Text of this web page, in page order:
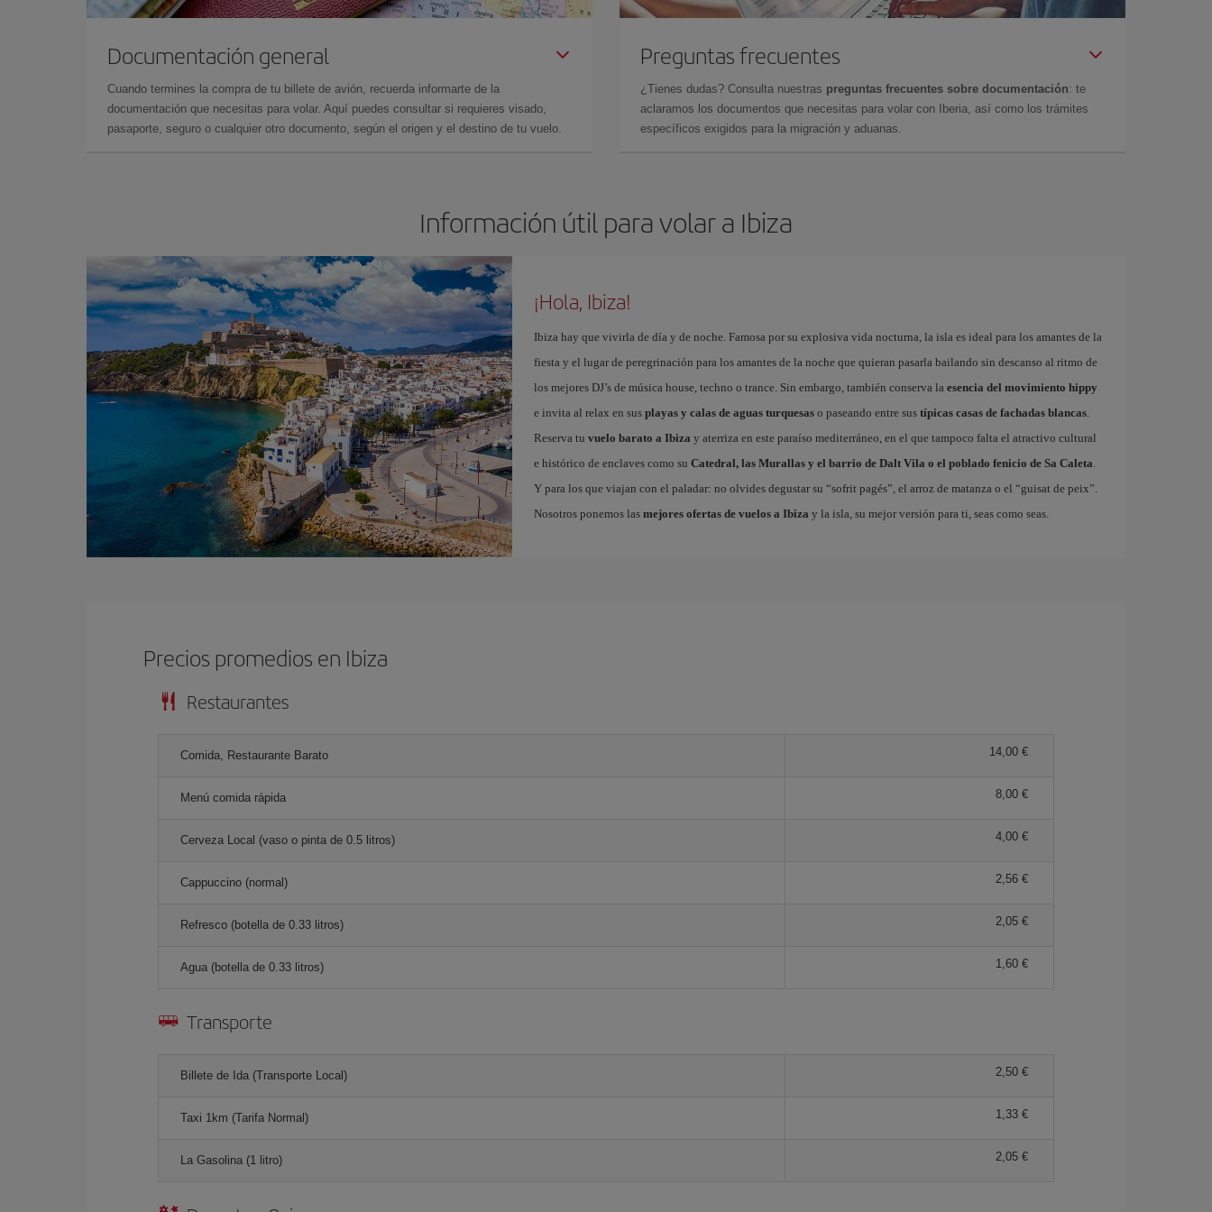
Documentación general
Cuando termines la compra de tu billete de avión, recuerda informarte de la
documentación que necesitas para volar. Aquí puedes consultar si requieres visado,
pasaporte, seguro o cualquier otro documento, según el origen y el destino de tu vuelo.
Preguntas frecuentes
¿Tienes dudas? Consulta nuestras preguntas frecuentes sobre documentación: te
aclaramos los documentos que necesitas para volar con Iberia, así como los trámites
específicos exigidos para la migración y aduanas.
Información útil para volar a Ibiza
¡Hola, Ibiza!
Ibiza hay que vivirla de día y de noche. Famosa por su explosiva vida nocturna, la isla es ideal para los amantes de la
fiesta y el lugar de peregrinación para los amantes de la noche que quieran pasarla bailando sin descanso al ritmo de
los mejores DJ’s de música house, techno o trance. Sin embargo, también conserva la esencia del movimiento hippy
e invita al relax en sus playas y calas de aguas turquesaso paseando entre sus típicas casas de fachadas blancas.
Reserva tu vuelo barato a Ibiza y aterriza en este paraíso mediterráneo, en el que tampoco falta el atractivo cultural
e histórico de enclaves como su Catedral, las Murallas y el barrio de Dalt Vila o el poblado fenicio de Sa Caleta.
Y para los que viajan con el paladar: no olvides degustar su “sofrit pagés”, el arroz de matanza o el “guisat de peix”.
Nosotros ponemos las mejores ofertas de vuelos a Ibiza y la isla, su mejor versión para ti, seas como seas.
Precios promedios en Ibiza
Restaurantes
Comida, Restaurante Barato 14,00 €
Menú comida rápida 8,00 €
Cerveza Local (vaso o pinta de 0.5 litros) 4,00 €
Cappuccino (normal) 2,56 €
Refresco (botella de 0.33 litros) 2,05 €
Agua (botella de 0.33 litros) 1,60 €
Transporte
Billete de Ida (Transporte Local) 2,50 €
Taxi 1km (Tarifa Normal) 1,33 €
La Gasolina (1 litro) 2,05 €